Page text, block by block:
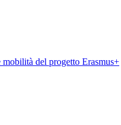
del progetto Erasmus+